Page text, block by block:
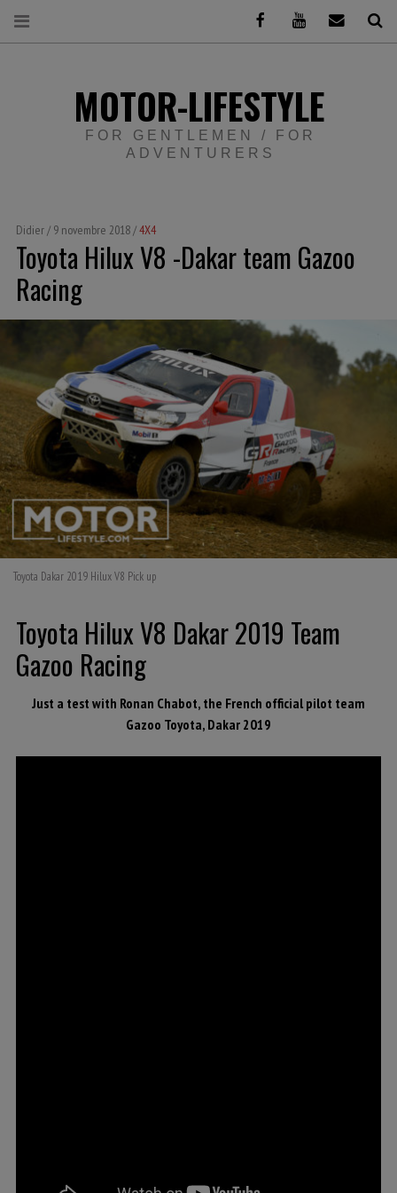
MOTOR-LIFESTYLE
FOR GENTLEMEN / FOR
ADVENTURERS
Didier 9 novembre 2018 4X4
Toyota Hilux V8 -Dakar team Gazoo
Racing
Toyota Dakar 2019 Hilux V8 Pick up
Toyota Hilux V8 Dakar 2019 Team
Gazoo Racing
Just a test with Ronan Chabot, the French official pilot team
Gazoo Toyota, Dakar 2019
Facebook Youtube Email